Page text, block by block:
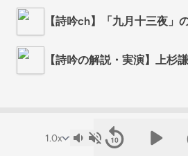
【詩吟ch】「九月十三夜」
【詩吟の解説・実演】上杉